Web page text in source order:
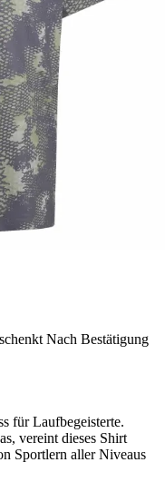
Nach Bestätigung
für Laufbegeisterte.
vereint dieses Shirt
Sportlern aller Niveaus